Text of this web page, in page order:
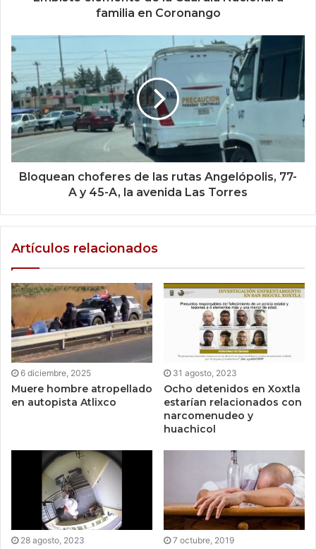
familia en Coronango
Bloquean choferes de las rutas Angelópolis, 77-
A y 45-A, la avenida Las Torres
Artículos relacionados
6 diciembre, 2025
Muere hombre atropellado
en autopista Atlixco
31 agosto, 2023
Ocho detenidos en Xoxtla
estarían relacionados con
narcomenudeo y
huachicol
28 agosto, 2023 7 octubre, 2019